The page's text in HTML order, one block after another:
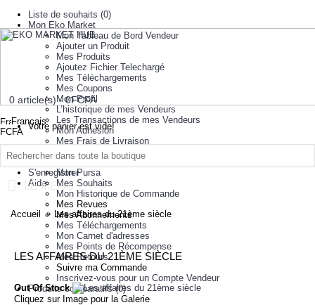
Liste de souhaits (0)
Mon Eko Market
Mon Tableau de Bord Vendeur
Ajouter un Produit
Mes Produits
Ajoutez Fichier Telechargé
Mes Téléchargements
Mes Coupons
Mon Profil
L’historique de mes Vendeurs
Les Transactions de mes Vendeurs
Mon Adhesion
Mes Frais de Livraison
Ajout/Mise a Jour Groupe Produit
Mes Comptes
Mon Pursa
Mes Souhaits
Mon Historique de Commande
Mes Revues
Mes Abonnements
Mes Téléchargements
Mon Carnet d'adresses
Mes Points de Récompense
Mes Retours
Suivre ma Commande
Inscrivez-vous pour un Compte Vendeur
Produits comparatifs (0)
0 article(s) - 0FCFA
Votre panier est vide!
Français
FCFA
à propos de nous
Se connecter
S'enregistrer
Aide
LE MENU
Accueil Les affaires du 21ème siècle
LES AFFAIRES DU 21ÈME SIÈCLE
Out Of Stock
Cliquez sur Image pour la Galerie